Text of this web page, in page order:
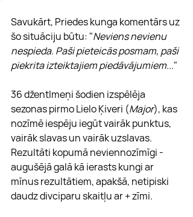
Savukārt, Priedes kunga komentārs uz
šo situāciju būtu: "Neviens nevienu
nespieda. Paši pieteicās posmam, paši
piekrita izteiktajiem piedāvājumiem..."
36 džentlmeņi šodien izspēlēja
sezonas pirmo Lielo Ķiveri (Major), kas
nozīmē iespēju iegūt vairāk punktus,
vairāk slavas un vairāk uzslavas.
Rezultāti kopumā neviennozīmīgi -
augušējā galā kā ierasts kungi ar
mīnus rezultātiem, apakšā, netipiski
daudz divciparu skaitļu ar + zīmi.